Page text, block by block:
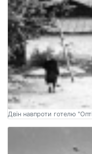
Двін навпроти готелю